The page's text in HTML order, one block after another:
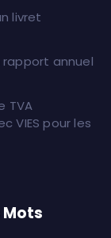
livret
annuel
TVA
VIES pour les
Mots